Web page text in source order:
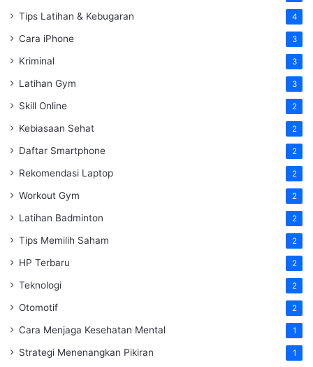
Tips Latihan & Kebugaran 4
Cara iPhone 3
Kriminal 3
Latihan Gym 3
Skill Online 2
Kebiasaan Sehat 2
Daftar Smartphone 2
Rekomendasi Laptop 2
Workout Gym 2
Latihan Badminton 2
Tips Memilih Saham 2
HP Terbaru 2
Teknologi 2
Otomotif 2
Cara Menjaga Kesehatan Mental 1
Strategi Menenangkan Pikiran 1